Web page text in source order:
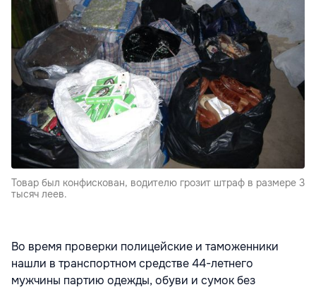
Товар был конфискован, водителю грозит штраф в размере 3
тысяч леев.
Во время проверки полицейские и таможенники
нашли в транспортном средстве 44-летнего
мужчины партию одежды, обуви и сумок без